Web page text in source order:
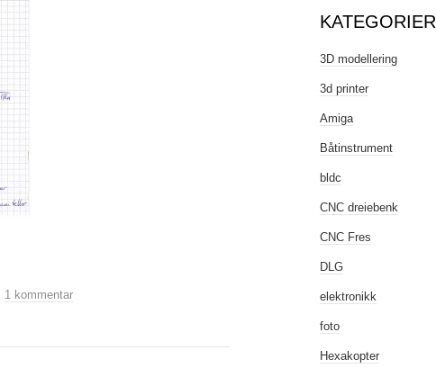
1 kommentar
KATEGORIER
3D modellering
3d printer
Amiga
Båtinstrument
bldc
CNC dreiebenk
CNC Fres
DLG
elektronikk
foto
Hexakopter